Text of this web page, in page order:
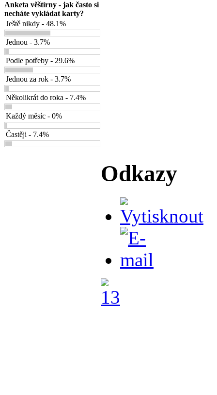
Anketa věštírny - jak často si
necháte vykládat karty?
Ještě nikdy - 48.1%
Jednou - 3.7%
Podle potřeby - 29.6%
Jednou za rok - 3.7%
Několikrát do roka - 7.4%
Každý měsíc - 0%
Častěji - 7.4%
Odkazy